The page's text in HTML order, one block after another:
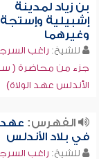
بن زياد لمدينة
إشبيلية
وغيرهما
للشيخ: راغب
جزء من محاضرة (
الأندلس عهد الولاة)
الفهرس: عهد
في بلاد الأندلس
للشيخ: راغب